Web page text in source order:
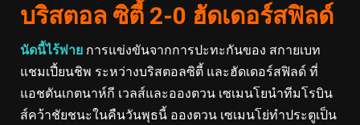
บริสตอล ซิตี้ 2-0 ฮัดเดอร์สฟิลด์
นัดนี้ไร้พ่าย การแข่งขันจากการปะทะกันของ สกายเบท
แชมเปี้ยนชิพ ระหว่างบริสตอลซิตี้ และฮัดเดอร์สฟิลด์ ที่
แอชตันเกตนาห์กี เวลส์และอองตวน เซเมนโยนําทีมโรบิน
ส์คว้าชัยชนะในคืนวันพุธนี้ อองตวน เซเมนโย่ทําประตูเป็น